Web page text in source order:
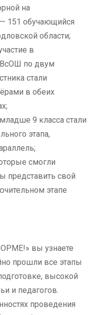
на
151 обучающийся
области;
в
ВсОШ по двум
стали
в обеих
9 класса стали
этапа,
смогли
представить свой
этапе
вы узнаете
прошли все этапы
высокой
и педагогов.
проведения